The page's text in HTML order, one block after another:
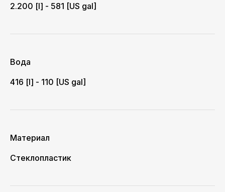
2.200 [l] - 581 [US gal]
Вода
416 [l] - 110 [US gal]
Материал
Стеклопластик